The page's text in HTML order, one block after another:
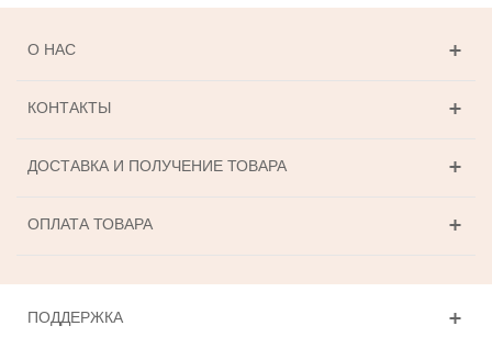
О НАС
КОНТАКТЫ
ДОСТАВКА И ПОЛУЧЕНИЕ ТОВАРА
ОПЛАТА ТОВАРА
ПОДДЕРЖКА